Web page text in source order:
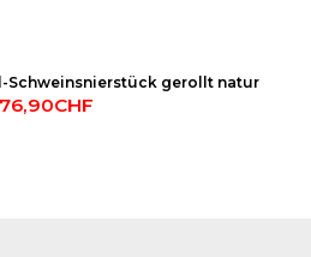
Schweinsnierstück gerollt natur